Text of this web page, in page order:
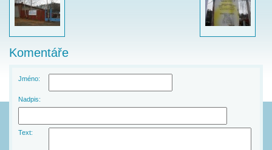
Komentáře
Jméno:
Nadpis:
Text: